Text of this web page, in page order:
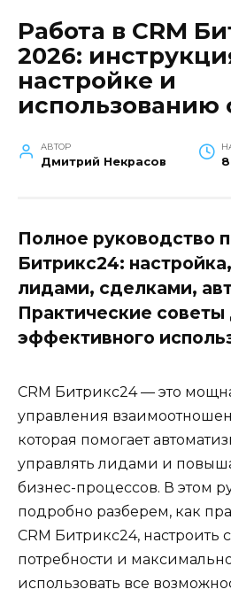
Работа в CRM
2026:
настройке и
использованию
АВТОР
Дмитрий Некрасов
Полное руководство
Битрикс24:
лидами, сделками,
Практические советы
эффективного
CRM Битрикс24 — это
управления
которая помогает
управлять лидами и
бизнес-процессов. В этом
подробно разберем, как
CRM Битрикс24, настроить
потребности и
использовать все